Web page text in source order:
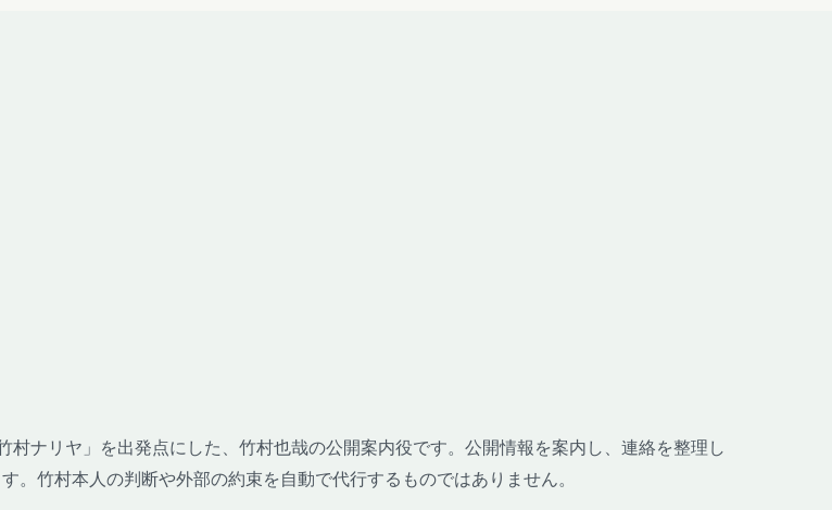
村ナリヤ」を出発点にした、竹村也哉の公開案内役です。公開情報を案内し、連絡を整理し
。竹村本人の判断や外部の約束を自動で代行するものではありません。